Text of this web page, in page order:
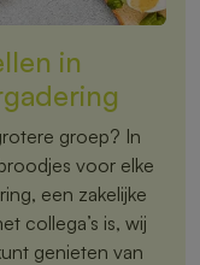
in
groep? In
voor elke
een zakelijke
collega’s is, wij
genieten van